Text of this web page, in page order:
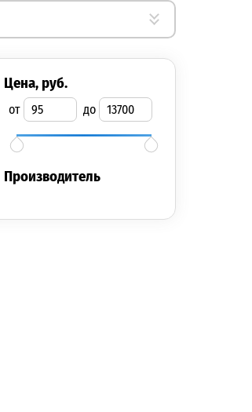
SFPT-1131 Midge
цена, руб.
от до
производитель